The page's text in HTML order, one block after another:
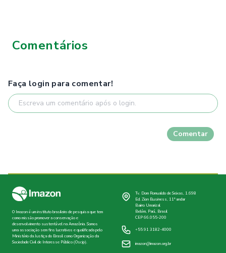
Comentários
Faça login para comentar!
Comentar
O Imazon é um instituto brasileiro de pesquisa que tem
como missão promover a conservação e
desenvolvimento sustentável na Amazônia. Somos
uma associação sem fins lucrativos e qualificada pelo
Ministério da Justiça do Brasil como Organização da
Sociedade Civil de Interesse Público (Oscip).
Tv. Dom Romualdo de Seixas, 1.698
Ed. Zion Business, 11º andar
Bairro Umarizal
Belém, Pará, Brasil
CEP 66.055-200
+55 91 3182-4000
imazon@imazon.org.br